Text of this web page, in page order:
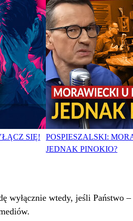
SIĘ!
POSPIESZALSKI:
JEDNAK PINOKIO?
wyłącznie wtedy, jeśli Państwo